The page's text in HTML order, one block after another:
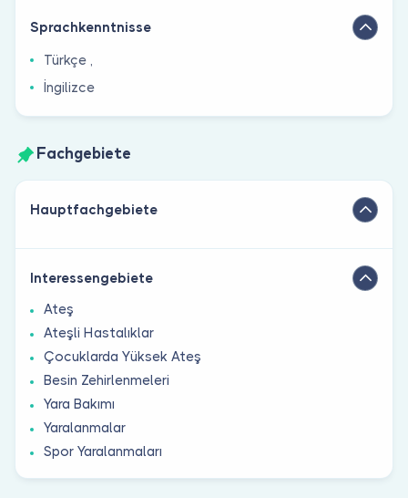
Sprachkenntnisse
Türkçe ,
İngilizce
Fachgebiete
Hauptfachgebiete
Interessengebiete
Ateş
Ateşli Hastalıklar
Çocuklarda Yüksek Ateş
Besin Zehirlenmeleri
Yara Bakımı
Yaralanmalar
Spor Yaralanmaları